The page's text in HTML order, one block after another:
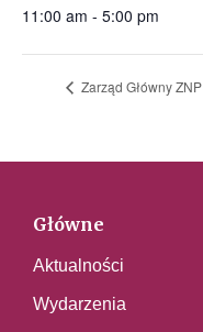
11:00 am - 5:00 pm
Zarząd Główny ZNP
Główne
Aktualności
Wydarzenia